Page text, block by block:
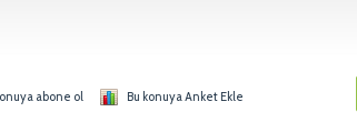
abone ol Bu konuya Anket Ekle